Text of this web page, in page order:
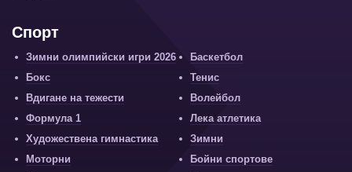
Спорт
Зимни олимпийски игри 2026
Баскетбол
Бокс
Тенис
Вдигане на тежести
Волейбол
Формула 1
Лека атлетика
Художествена гимнастика
Зимни
Моторни
Бойни спортове